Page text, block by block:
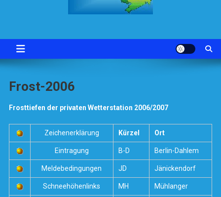
Frost-2006
Frosttiefen der privaten Wetterstation 2006/2007
Zeichenerklärung Kürzel Ort
Eintragung B-D Berlin-Dahlem
Meldebedingungen JD Jänickendorf
Schneehöhenlinks MH Mühlanger